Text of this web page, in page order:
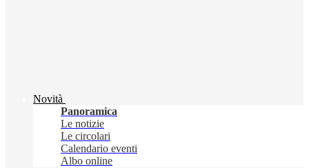
Novità
Panoramica
Le notizie
Le circolari
Calendario eventi
Albo online